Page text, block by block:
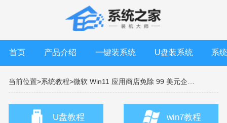
首页 产品介绍 一键装系统 U盘装系统 系
当前位置>系统教程>
U盘教程 win7教程